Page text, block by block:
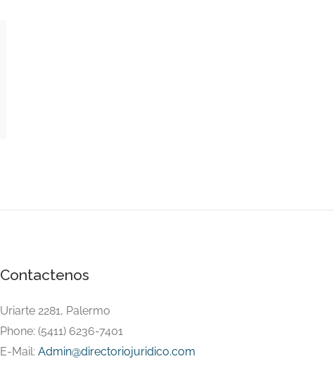
Contactenos
Uriarte 2281, Palermo
Phone: (5411) 6236-7401
E-Mail: Admin@directoriojuridico.com